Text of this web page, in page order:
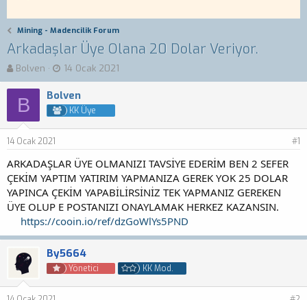
Mining - Madencilik Forum
Arkadaşlar Üye Olana 20 Dolar Veriyor.
K
o
n
b
y
u
a
ş
l
a
n
Bolven
B
a
ş
l
a
n
ç
t
a
r
h
i
14 Ocak 2021
B Bolven
KK Üye
14 Ocak 2021 #1
ARKADAŞLAR ÜYE OLMANIZI TAVSİYE EDERİM BEN 2 SEFER
ÇEKİM YAPTIM YATIRIM YAPMANIZA GEREK YOK 25 DOLAR
YAPINCA ÇEKİM YAPABİLİRSİNİZ TEK YAPMANIZ GEREKEN
ÜYE OLUP E POSTANIZI ONAYLAMAK HERKEZ KAZANSIN.
https://cooin.io/ref/dzGoWlYs5PND
By5664
Yönetici KK Mod.